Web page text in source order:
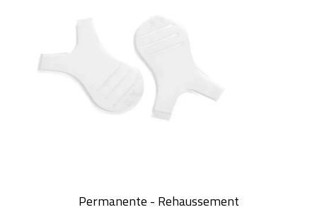
Permanente - Rehaussement